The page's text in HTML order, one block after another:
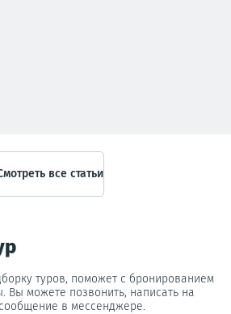
туриста
все статьи
туров, поможет с бронированием
Вы можете позвонить, написать на
в мессенджере.